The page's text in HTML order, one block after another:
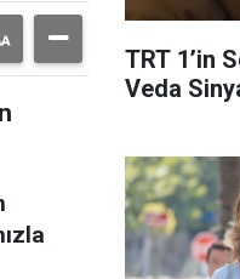
TRT 1’in
Veda